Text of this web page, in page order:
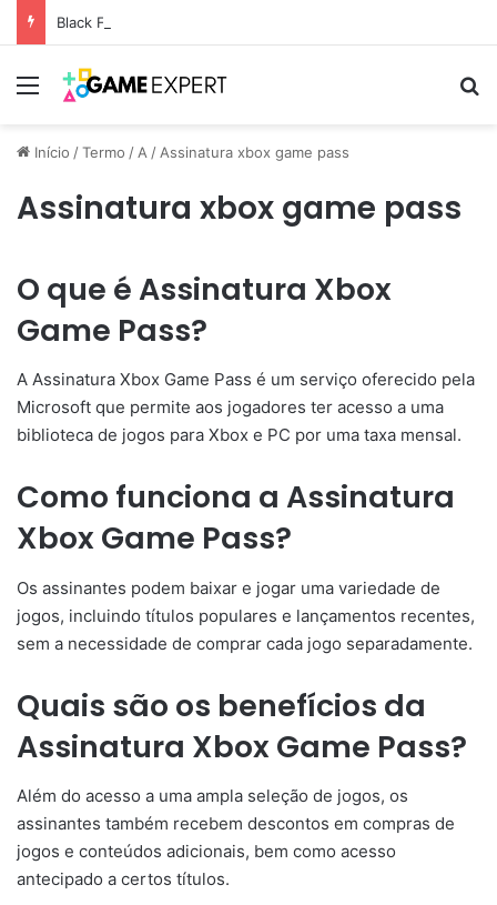
Black Friday: descontos incríveis em eletrônicos
Menu
Início /Termo / A / Assinatura xbox game pass
Assinatura xbox game pass
O que é Assinatura Xbox
Game Pass?
A Assinatura Xbox Game Pass é um serviço oferecido pela
Microsoft que permite aos jogadores ter acesso a uma
biblioteca de jogos para Xbox e PC por uma taxa mensal.
Como funciona a Assinatura
Xbox Game Pass?
Os assinantes podem baixar e jogar uma variedade de
jogos, incluindo títulos populares e lançamentos recentes,
sem a necessidade de comprar cada jogo separadamente.
Quais são os benefícios da
Assinatura Xbox Game Pass?
Além do acesso a uma ampla seleção de jogos, os
assinantes também recebem descontos em compras de
jogos e conteúdos adicionais, bem como acesso
antecipado a certos títulos.